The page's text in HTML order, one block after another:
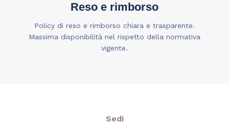
Reso e rimborso
Policy di reso e rimborso chiara e trasparente.
Massima disponibilità nel rispetto della normativa
vigente.
Sedi